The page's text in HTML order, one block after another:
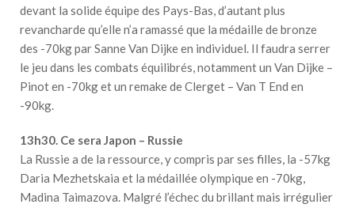
devant la solide équipe des Pays-Bas, d’autant plus
revancharde qu’elle n’a ramassé que la médaille de bronze
des -70kg par Sanne Van Dijke en individuel. Il faudra serrer
le jeu dans les combats équilibrés, notamment un Van Dijke –
Pinot en -70kg et un remake de Clerget – Van T End en
-90kg.
13h30. Ce sera Japon – Russie
La Russie a de la ressource, y compris par ses filles, la -57kg
Daria Mezhetskaia et la médaillée olympique en -70kg,
Madina Taimazova. Malgré l’échec du brillant mais irrégulier